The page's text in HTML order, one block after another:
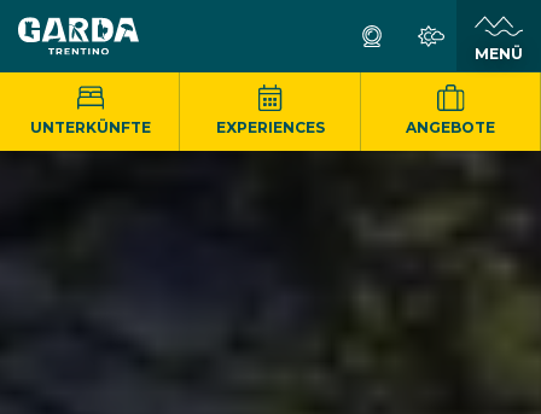
MENÜ
UNTERKÜNFTE EXPERIENCES ANGEBOTE